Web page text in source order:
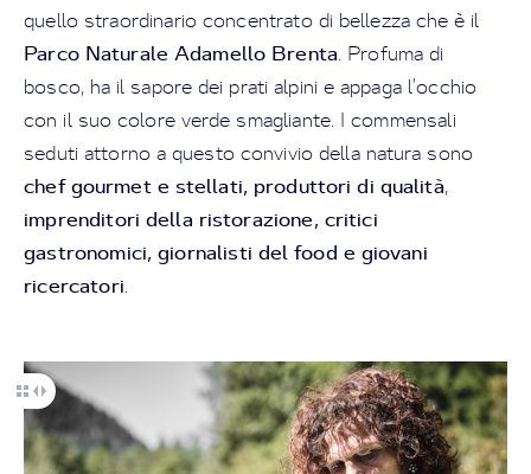
quello straordinario concentrato di bellezza che è il
Parco Naturale Adamello Brenta. Profuma di
bosco, ha il sapore dei prati alpini e appaga l’occhio
con il suo colore verde smagliante. I commensali
seduti attorno a questo convivio della natura sono
chef gourmet e stellati, produttori di qualità,
imprenditori della ristorazione, critici
gastronomici, giornalisti del food e giovani
ricercatori.